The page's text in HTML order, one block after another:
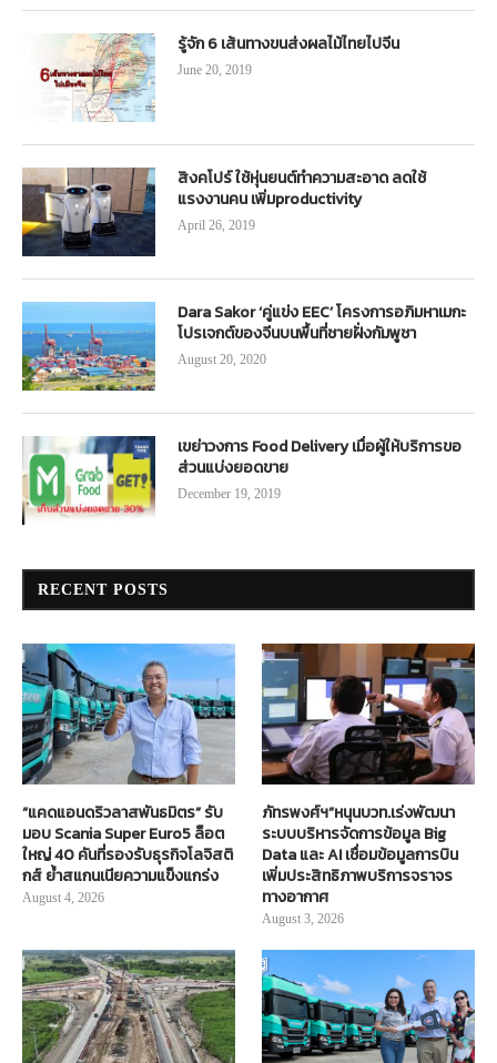
รู้จัก 6 เส้นทางขนส่งผลไม้ไทยไปจีน
June 20, 2019
สิงคโปร์ ใช้หุ่นยนต์ทำความสะอาด ลดใช้
แรงงานคน เพิ่มproductivity
April 26, 2019
Dara Sakor ‘คู่แข่ง EEC’ โครงการอภิมหาเมกะ
โปรเจกต์ของจีนบนพื้นที่ชายฝั่งกัมพูชา
August 20, 2020
เขย่าวงการ Food Delivery เมื่อผู้ให้บริการขอ
ส่วนแบ่งยอดขาย
December 19, 2019
RECENT POSTS
“แคดแอนดริวลาสพันธมิตร” รับ
มอบ Scania Super Euro5 ล็อต
ใหญ่ 40 คันที่รองรับธุรกิจโลจิสติ
กส์ ย้ำสแกนเนียความแข็งแกร่ง
August 4, 2026
ภัทรพงศ์ฯ”หนุนบวท.เร่งพัฒนา
ระบบบริหารจัดการข้อมูล Big
Data และ AI เชื่อมข้อมูลการบิน
เพิ่มประสิทธิภาพบริการจราจร
ทางอากาศ
August 3, 2026